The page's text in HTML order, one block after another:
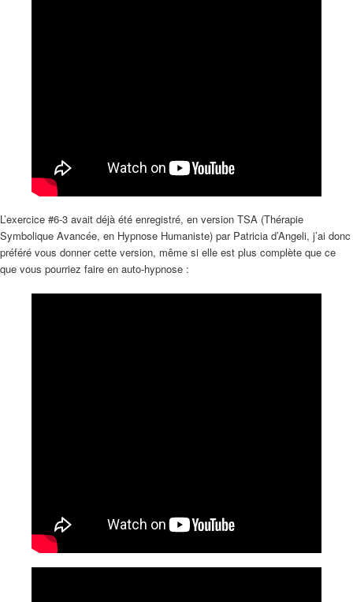
L’exercice #6-3 avait déjà été enregistré, en version TSA (Thérapie
Symbolique Avancée, en Hypnose Humaniste) par Patricia d’Angeli, j’ai donc
préféré vous donner cette version, même si elle est plus complète que ce
que vous pourriez faire en auto-hypnose :